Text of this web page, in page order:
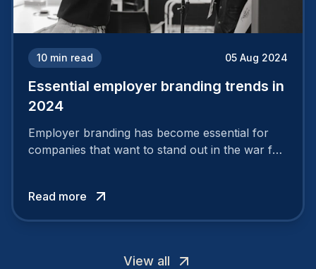
10 min read 05 Aug 2024
Essential employer branding trends in
2024
Employer branding has become essential for
companies that want to stand out in the war for
attract the best profiles.
Read more
View all